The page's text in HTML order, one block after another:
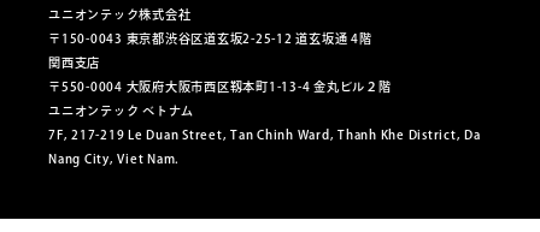
ユニオンテック株式会社
〒150-0043 東京都渋谷区道玄坂2-25-12 道玄坂通 4階
関西支店
〒550-0004 大阪府大阪市西区靱本町1-13-4 金丸ビル２階
ユニオンテック ベトナム
7F, 217-219 Le Duan Street, Tan Chinh Ward, Thanh Khe District, Da
Nang City, Viet Nam.